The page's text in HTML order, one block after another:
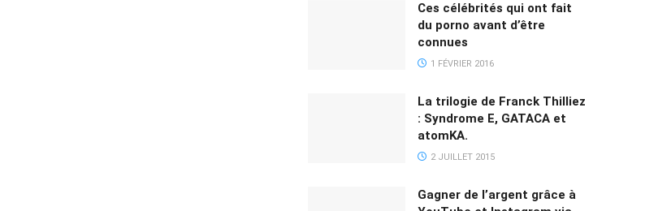
Ces célébrités qui ont fait
du porno avant d’être
connues
1 FÉVRIER 2016
La trilogie de Franck Thilliez
: Syndrome E, GATACA et
atomKA.
2 JUILLET 2015
Gagner de l’argent grâce à